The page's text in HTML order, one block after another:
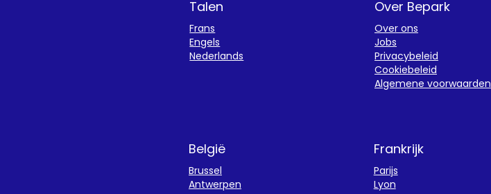
Talen
Frans
Engels
Nederlands
Over Bepark
Over ons
Jobs
Privacybeleid
Cookiebeleid
Algemene voorwaarden
België
Brussel
Antwerpen
Frankrijk
Parijs
Lyon